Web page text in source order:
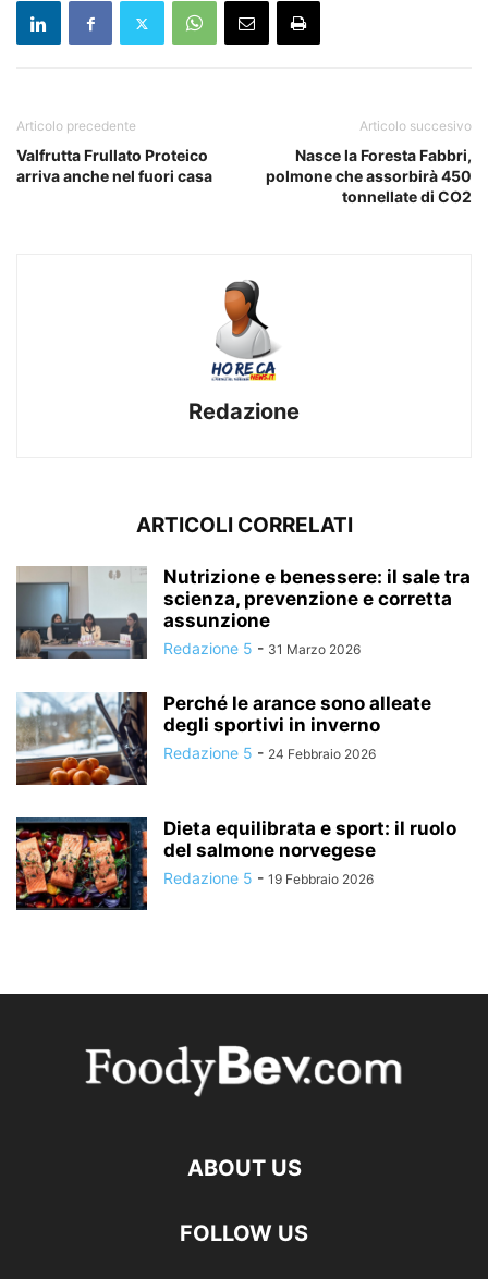
Articolo precedente
Valfrutta Frullato Proteico
arriva anche nel fuori casa
Articolo succesivo
Nasce la Foresta Fabbri,
polmone che assorbirà 450
tonnellate di CO2
Redazione
ARTICOLI CORRELATI
Nutrizione e benessere: il sale tra
scienza, prevenzione e corretta
assunzione
Redazione 5 - 31 Marzo 2026
Perché le arance sono alleate
degli sportivi in inverno
Redazione 5 - 24 Febbraio 2026
Dieta equilibrata e sport: il ruolo
del salmone norvegese
Redazione 5 - 19 Febbraio 2026
ABOUT US
FOLLOW US